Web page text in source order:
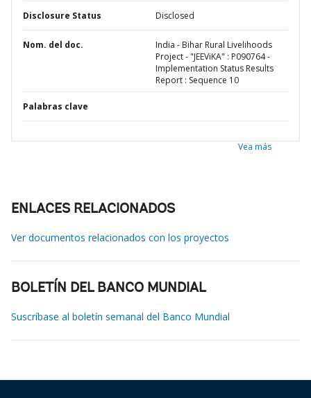
Disclosure Status Disclosed
Nom. del doc.
India - Bihar Rural Livelihoods
Project - "JEEViKA" : P090764 -
Implementation Status Results
Report : Sequence 10
Palabras clave
Vea más
ENLACES RELACIONADOS
Ver documentos relacionados con los proyectos
BOLETÍN DEL BANCO MUNDIAL
Suscríbase al boletín semanal del Banco Mundial